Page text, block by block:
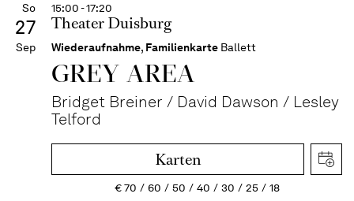
So
27
Sep
15:00 - 17:20
Theater Duisburg
Wiederaufnahme, Familienkarte Ballett
GREY AREA
Bridget Breiner / David Dawson / Lesley
Telford
Karten
€70 60 50 40 30 25
18